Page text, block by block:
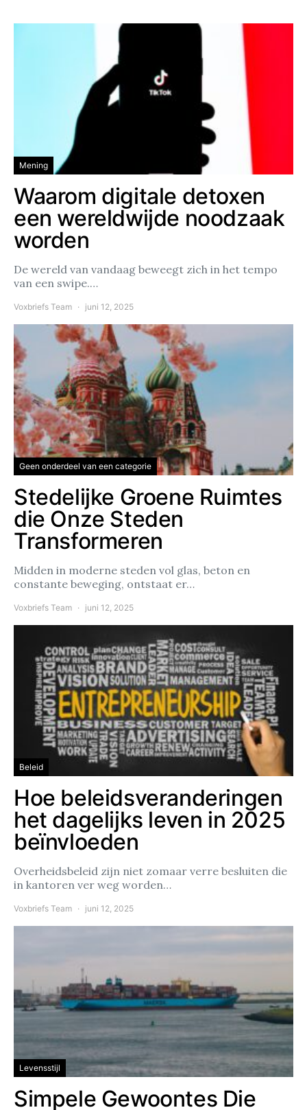
Mening
Waarom digitale detoxen
een wereldwijde noodzaak
worden
De wereld van vandaag beweegt zich in het tempo
van een swipe.…
Voxbriefs Team juni 12, 2025
Geen onderdeel van een categorie
Stedelijke Groene Ruimtes
die Onze Steden
Transformeren
Midden in moderne steden vol glas, beton en
constante beweging, ontstaat er…
Voxbriefs Team juni 12, 2025
Beleid
Hoe beleidsveranderingen
het dagelijks leven in 2025
beïnvloeden
Overheidsbeleid zijn niet zomaar verre besluiten die
in kantoren ver weg worden…
Voxbriefs Team juni 12, 2025
Levensstijl
Simpele Gewoontes Die